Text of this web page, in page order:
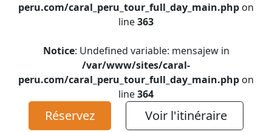
peru.com/caral_peru_tour_full_day_main.php on
line363
Notice: Undefined variable: mensajew in
/var/www/sites/caral-
peru.com/caral_peru_tour_full_day_main.php on
line364
Réservez Voir l'itinéraire